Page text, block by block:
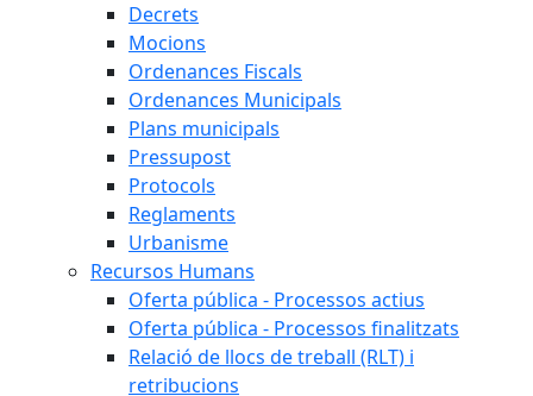
Decrets
Mocions
Ordenances Fiscals
Ordenances Municipals
Plans municipals
Pressupost
Protocols
Reglaments
Urbanisme
Recursos Humans
Oferta pública - Processos actius
Oferta pública - Processos finalitzats
Relació de llocs de treball (RLT) i
retribucions